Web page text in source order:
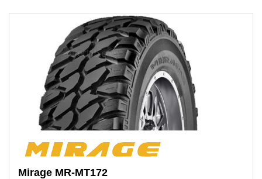
Mirage MR-MT172